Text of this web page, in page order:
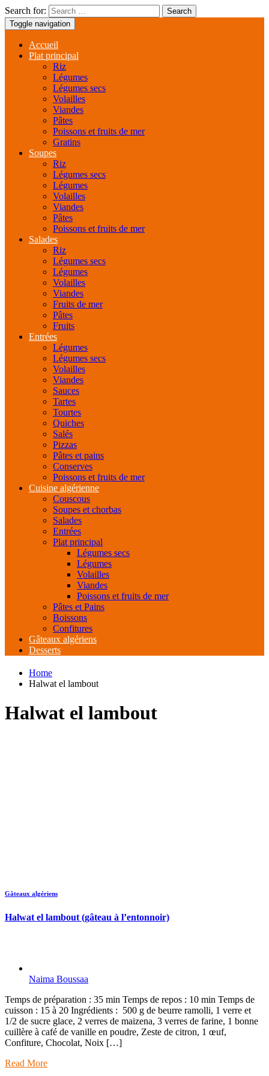
Search for:
Toggle navigation
Accueil
Plat principal
Riz
Légumes
Légumes secs
Volailles
Viandes
Pâtes
Poissons et fruits de mer
Gratins
Soupes
Riz
Légumes secs
Légumes
Volailles
Viandes
Pâtes
Poissons et fruits de mer
Salades
Riz
Légumes secs
Légumes
Volailles
Viandes
Fruits de mer
Pâtes
Fruits
Entrées
Légumes
Légumes secs
Volailles
Viandes
Sauces
Tartes
Tourtes
Quiches
Salés
Pizzas
Pâtes et pains
Conserves
Poissons et fruits de mer
Cuisine algérienne
Couscous
Soupes et chorbas
Salades
Entrées
Plat principal
Légumes secs
Légumes
Volailles
Viandes
Poissons et fruits de mer
Pâtes et Pains
Boissons
Confitures
Gâteaux algériens
Desserts
Home
Halwat el lambout
Halwat el lambout
Gâteaux algériens
Halwat el lambout (gâteau à l’entonnoir)
Naima Boussaa
Temps de préparation : 35 min Temps de repos : 10 min Temps de
cuisson : 15 à 20 Ingrédients : 500 g de beurre ramolli, 1 verre et
1/2 de sucre glace, 2 verres de maizena, 3 verres de farine, 1 bonne
cuillère à café de vanille en poudre, Zeste de citron, 1 œuf,
Confiture, Chocolat, Noix […]
Read More